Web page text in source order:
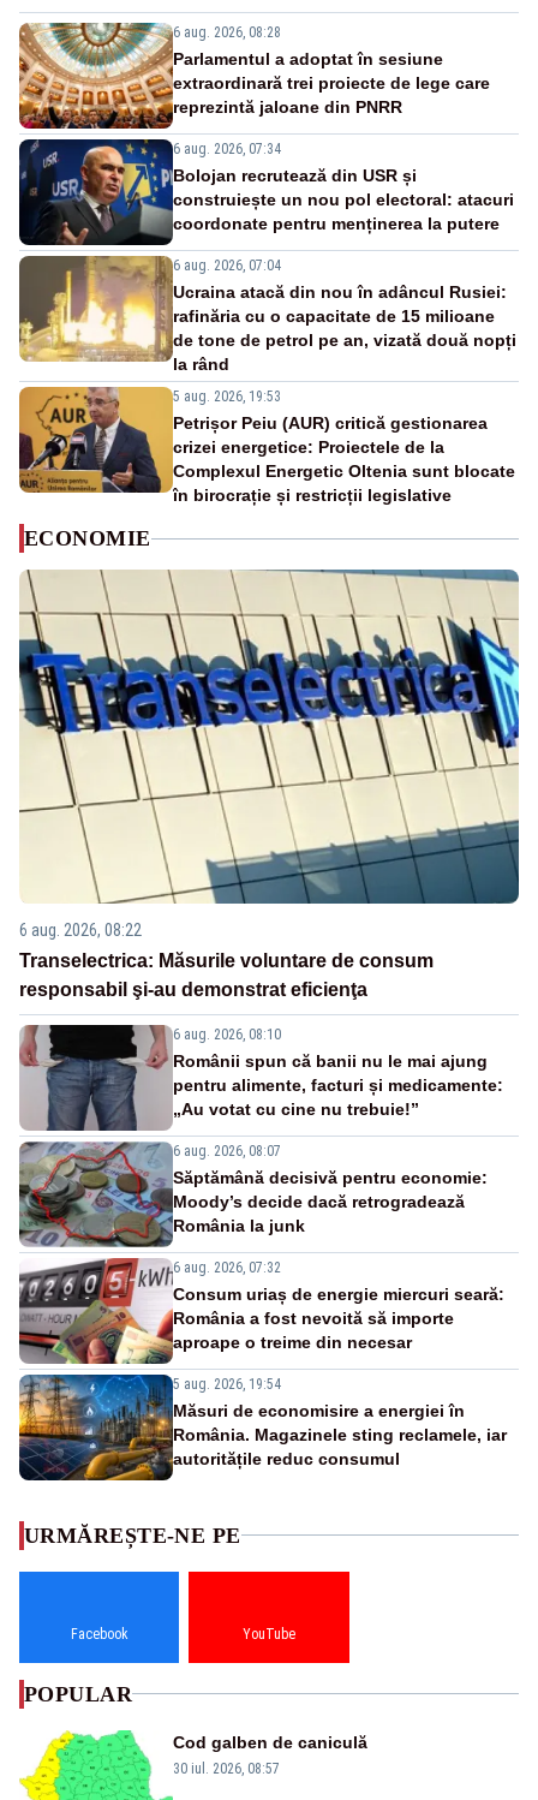
6 aug. 2026, 08:28
Parlamentul a adoptat în sesiune
extraordinară trei proiecte de lege care
reprezintă jaloane din PNRR
6 aug. 2026, 07:34
Bolojan recrutează din USR și
construiește un nou pol electoral: atacuri
coordonate pentru menținerea la putere
6 aug. 2026, 07:04
Ucraina atacă din nou în adâncul Rusiei:
rafinăria cu o capacitate de 15 milioane
de tone de petrol pe an, vizată două nopți
la rând
5 aug. 2026, 19:53
Petrișor Peiu (AUR) critică gestionarea
crizei energetice: Proiectele de la
Complexul Energetic Oltenia sunt blocate
în birocrație și restricții legislative
ECONOMIE
6 aug. 2026, 08:22
Transelectrica: Măsurile voluntare de consum
responsabil şi-au demonstrat eficienţa
6 aug. 2026, 08:10
Românii spun că banii nu le mai ajung
pentru alimente, facturi și medicamente:
„Au votat cu cine nu trebuie!”
6 aug. 2026, 08:07
Săptămână decisivă pentru economie:
Moody’s decide dacă retrogradează
România la junk
6 aug. 2026, 07:32
Consum uriaș de energie miercuri seară:
România a fost nevoită să importe
aproape o treime din necesar
5 aug. 2026, 19:54
Măsuri de economisire a energiei în
România. Magazinele sting reclamele, iar
autoritățile reduc consumul
URMĂREȘTE-NE PE
Facebook YouTube
POPULAR
Cod galben de caniculă
30 iul. 2026, 08:57